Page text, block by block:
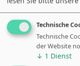
Rupert-Ness-Schulen
Ottobeuren
Bergstraße 80
87724 Ottobeuren
Technische
Technische
der Website
↓ 1 Dienst